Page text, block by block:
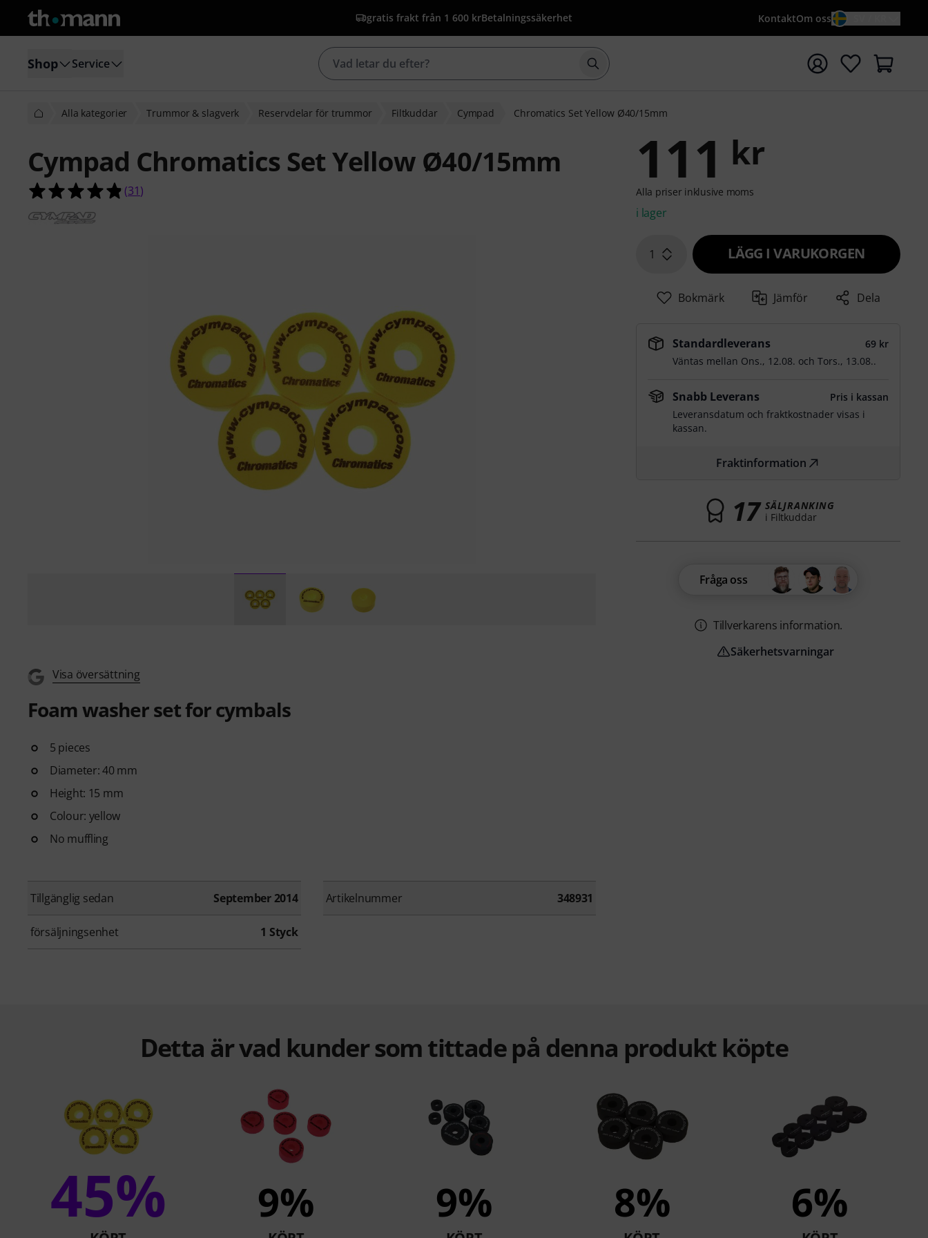
gratis frakt från 1 600 krBetalningssäkerhet KontaktOm oss
Shop Service Börja sökningen med söktermen {searchTerm}
Alla kategorier Trummor & slagverk Reservdelar för trummor Filtkuddar Cympad Chromatics Set Yellow Ø40/15mm
Cympad Chromatics Set Yellow Ø40/15mm
4.8 av 5 stjärnor från 31 kundbetyg
(31)
Visa översättning
Foam washer set for cymbals
5 pieces
Diameter: 40 mm
Height: 15 mm
Colour: yellow
No muffling
Tillgänglig sedan September 2014 Artikelnummer 348931
försäljningsenhet 1 Styck
111 kr
Alla priser inklusive moms
i lager
1 LÄGG I VARUKORGEN
Bokmärk Jämför Dela
Standardleverans
69 kr
Väntas mellan Ons., 12.08. ochTors., 13.08..
Snabb Leverans
Pris i kassan
Leveransdatum och fraktkostnader visas i
kassan.
Fraktinformation
17 SÄLJRANKING
i Filtkuddar
Fråga oss
Tillverkarens information.
Säkerhetsvarningar
Detta är vad kunder som tittade på denna produkt köpte
45% 9% 9% 8% 6%